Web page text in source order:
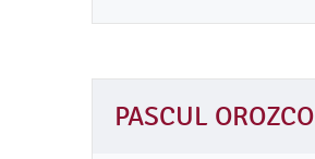
PASCUL OROZCO